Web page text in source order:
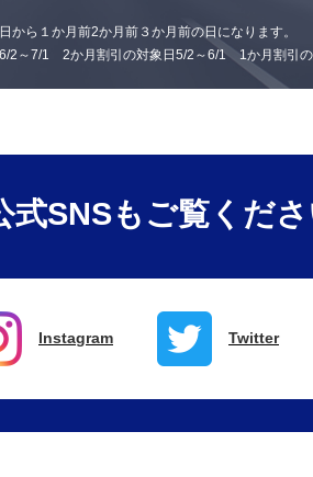
から１か月前2か月前３か月前の日になります。
2～7/1 2か月割引の対象日5/2～6/1 1か月割引
式SNSもご覧くださ
Instagram Twitter